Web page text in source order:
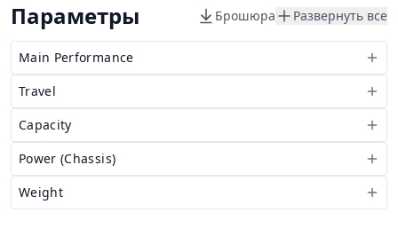
Параметры Брошюра Развернуть все
Main Performance
Travel
Capacity
Power (Chassis)
Weight